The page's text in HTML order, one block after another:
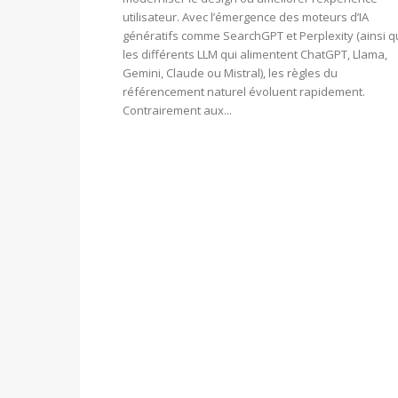
utilisateur. Avec l’émergence des moteurs d’IA
génératifs comme SearchGPT et Perplexity (ainsi
les différents LLM qui alimentent ChatGPT, Llama,
Gemini, Claude ou Mistral), les règles du
référencement naturel évoluent rapidement.
Contrairement aux...